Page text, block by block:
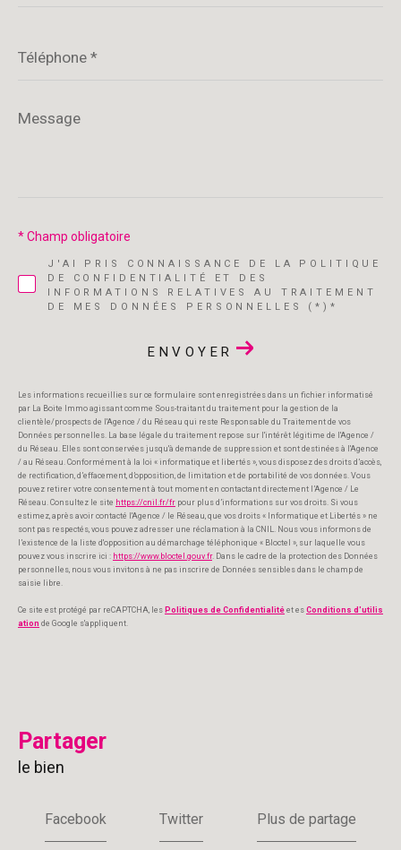
*
Message
*
J'AI PRIS CONNAISSANCE DE LA POLITIQUE
DE CONFIDENTIALITÉ ET DES
INFORMATIONS RELATIVES AU TRAITEMENT
DE MES DONNÉES PERSONNELLES (*)*
* Champ obligatoire
ENVOYER
Les informations recueillies sur ce formulaire sont enregistrées dans un fichier informatisé
par La Boite Immo agissant comme Sous-traitant du traitement pour la gestion de la
clientèle/prospects de l'Agence / du Réseau qui reste Responsable du Traitement de vos
Données personnelles. La base légale du traitement repose sur l'intérêt légitime de l'Agence /
du Réseau. Elles sont conservées jusqu'à demande de suppression et sont destinées à l'Agence
/ au Réseau. Conformément à la loi « informatique et libertés », vous disposez des droits d’accès,
de rectification, d’effacement, d’opposition, de limitation et de portabilité de vos données. Vous
pouvez retirer votre consentement à tout moment en contactant directement l’Agence / Le
Réseau. Consultez le site https://cnil.fr/fr pour plus d’informations sur vos droits. Si vous
estimez, après avoir contacté l'Agence / le Réseau, que vos droits « Informatique et Libertés » ne
sont pas respectés, vous pouvez adresser une réclamation à la CNIL. Nous vous informons de
l’existence de la liste d'opposition au démarchage téléphonique « Bloctel », sur laquelle vous
pouvez vous inscrire ici : https://www.bloctel.gouv.fr. Dans le cadre de la protection des Données
personnelles, nous vous invitons à ne pas inscrire de Données sensibles dans le champ de
saisie libre.
Ce site est protégé par reCAPTCHA, les Politiques de Confidentialité et es Conditions d'utilis
ation de Google s'appliquent.
partager
le bien
Facebook Twitter Plus de partage